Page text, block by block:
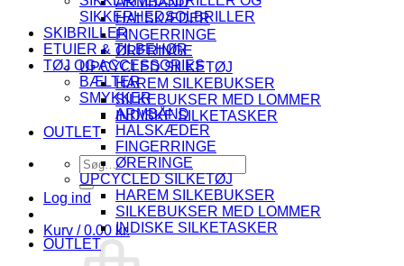
HALSKÆDER
FINGERRINGE
ØRERINGE
UPCYCLED SILKETØJ
HAREM SILKEBUKSER
SILKEBUKSER MED LOMMER
INDISKE SILKETASKER
OUTLET
Søg
efter:
Log ind
Kurv /0.00 kr.
SIKKERHEDSOLBRILLER
SKIBRILLER
ETUIER & TILBEHØR
TØJ OG ACCESSORIES
BÆLTER
SMYKKER
ARMBÅND
HALSKÆDER
FINGERRINGE
ØRERINGE
UPCYCLED SILKETØJ
HAREM SILKEBUKSER
SILKEBUKSER MED LOMMER
INDISKE SILKETASKER
OUTLET